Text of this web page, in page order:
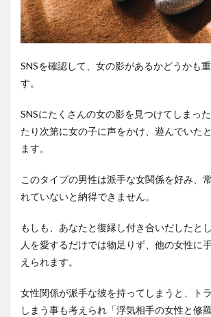
SNSを確認して、女の影があるかどうかも
す。
SNSにたくさんの女の影を見つけてしまっ
たり次第に女の子に声をかけ、遊んでいた
ます。
このタイプの男性は派手な女関係を好み、
れていないと納得できません。
もしも、あなたと復縁し付き合いだしたと
人を愛するだけでは物足りず、他の女性に
えられます。
女性関係が派手な彼を持ってしまうと、ト
しまう事も考えられ「浮気相手の女性と修